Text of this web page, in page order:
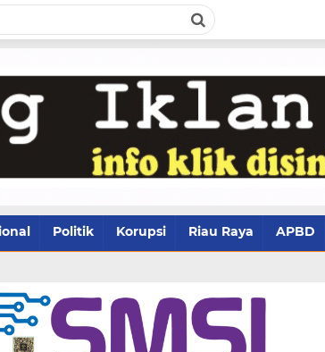
Politik Korupsi Riau Raya APBD